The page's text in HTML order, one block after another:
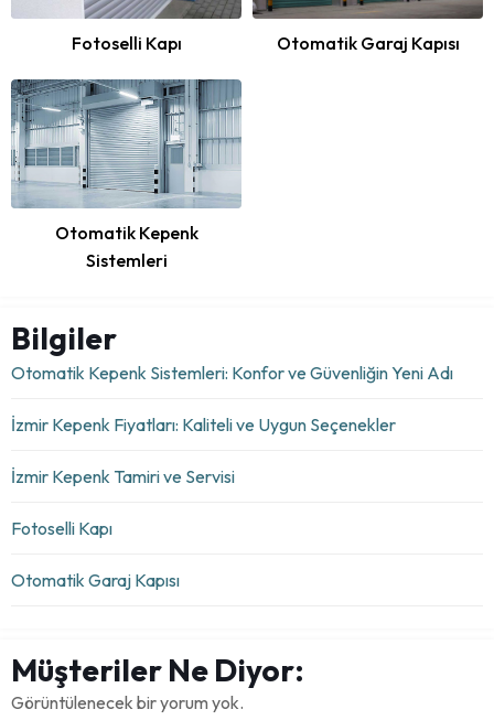
Fotoselli Kapı Otomatik Garaj Kapısı
Otomatik Kepenk
Sistemleri
Bilgiler
Otomatik Kepenk Sistemleri: Konfor ve Güvenliğin Yeni Adı
İzmir Kepenk Fiyatları: Kaliteli ve Uygun Seçenekler
İzmir Kepenk Tamiri ve Servisi
Fotoselli Kapı
Otomatik Garaj Kapısı
Müşteriler Ne Diyor:
Görüntülenecek bir yorum yok.